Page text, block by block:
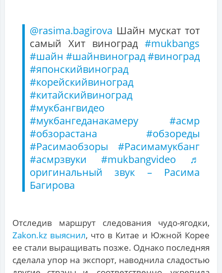
@rasima.bagirova Шайн мускат тот
самый Хит виноград #mukbangs
#шайн #шайнвиноград#виноград
#японскийвиноград
#корейскийвиноград
#китайскийвиноград
#мукбангвидео
#мукбангеданакамеру
#асмр
#обзорастана
#обзореды
#Расимаобзоры
#Расимамукбанг
#асмрзвуки
#mukbangvideo
♬
оригинальный звук – Расима
Багирова
Отследив маршрут следования чудо-ягодки,
Zakon.kz выяснил, что в Китае и Южной Корее
ее стали выращивать позже. Однако последняя
сделала упор на экспорт, наводнила сладостью